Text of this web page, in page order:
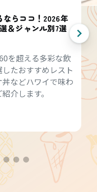
らココ！2026年
＆ジャンル別7選
を超える多彩な飲
たおすすめレスト
などハワイで味わ
介します。